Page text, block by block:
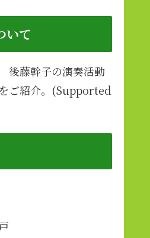
いて
後藤幹子の演奏活動
ご紹介。(Supported